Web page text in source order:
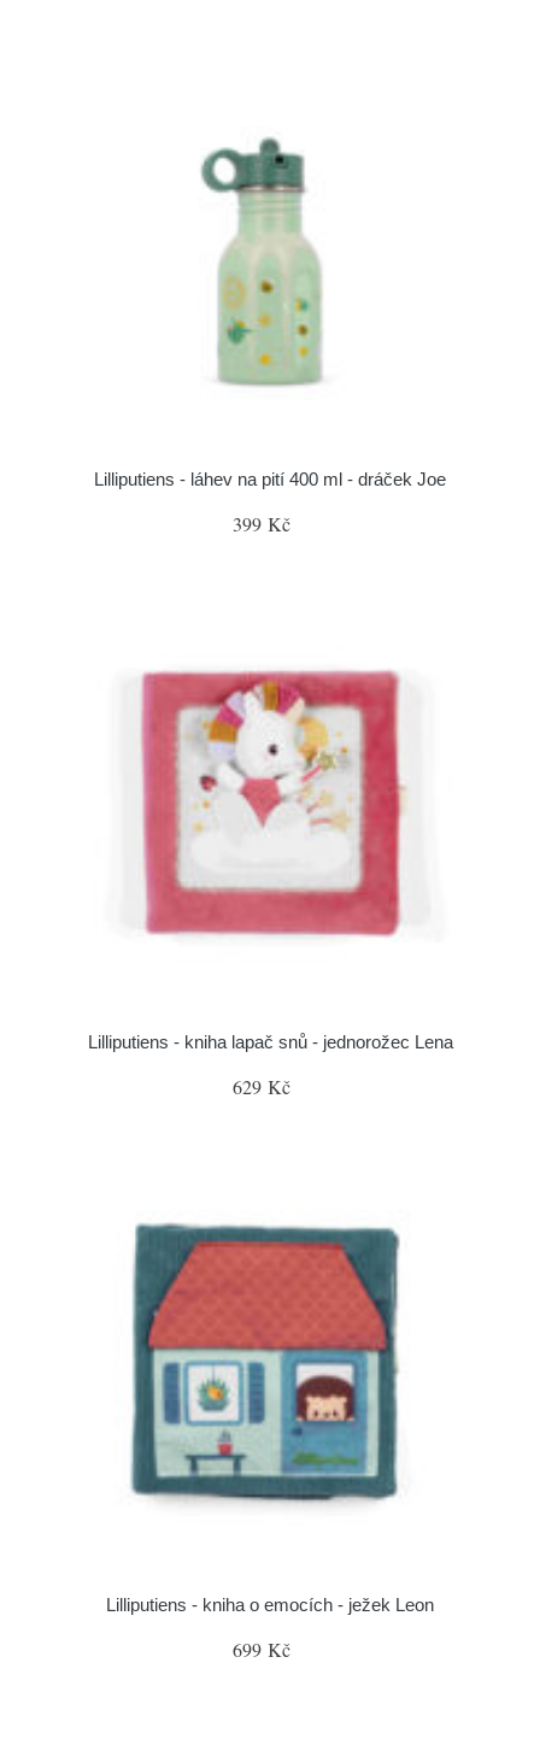
Lilliputiens - láhev na pití 400 ml - dráček Joe
399 Kč
Lilliputiens - kniha lapač snů - jednorožec Lena
629 Kč
Lilliputiens - kniha o emocích - ježek Leon
699 Kč